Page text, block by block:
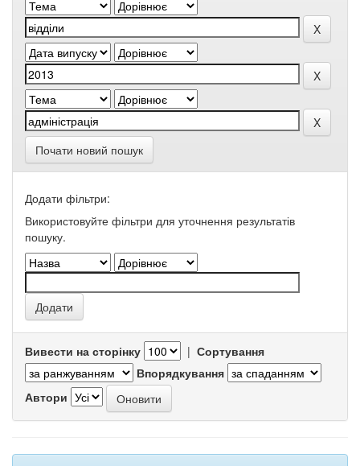
Почати новий пошук
Додати фільтри:
Використовуйте фільтри для уточнення результатів
пошуку.
Вивести на сторінку | Сортування
Впорядкування
Автори